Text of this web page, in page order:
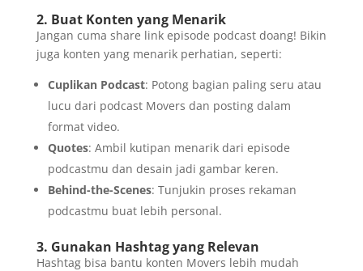
2. Buat Konten yang Menarik
Jangan cuma share link episode podcast doang! Bikin
juga konten yang menarik perhatian, seperti:
Cuplikan Podcast: Potong bagian paling seru atau
lucu dari podcast Movers dan posting dalam
format video.
Quotes: Ambil kutipan menarik dari episode
podcastmu dan desain jadi gambar keren.
Behind-the-Scenes: Tunjukin proses rekaman
podcastmu buat lebih personal.
3. Gunakan Hashtag yang Relevan
Hashtag bisa bantu konten Movers lebih mudah